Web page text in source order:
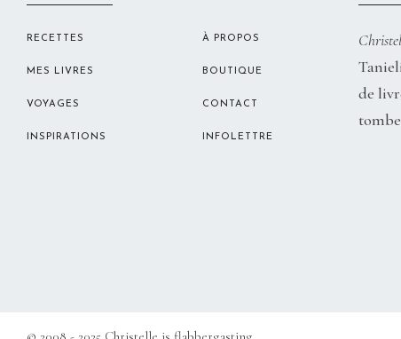
RECETTES
MES LIVRES
VOYAGES
INSPIRATIONS
À PROPOS
BOUTIQUE
CONTACT
INFOLETTRE
de